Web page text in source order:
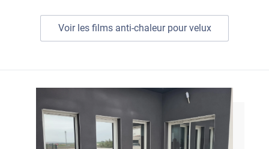
Voir les films anti-chaleur pour velux